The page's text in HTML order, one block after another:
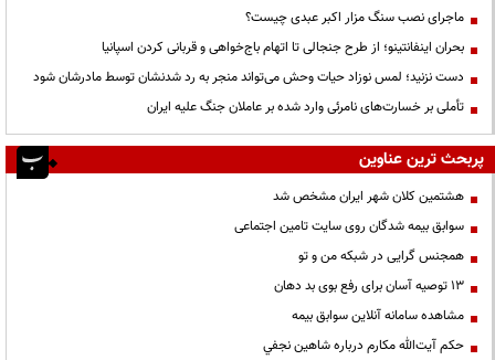
ماجرای نصب سنگ مزار اکبر عبدی چیست؟
بحران اینفانتینو؛ از طرح جنجالی تا اتهام باج‌خواهی و قربانی کردن اسپانیا
دست نزنید؛ لمس نوزاد حیات وحش می‌تواند منجر به رد شدنشان توسط مادرشان شود
تأملی بر خسارت‌های نامرئی وارد شده بر عاملان جنگ علیه ایران
پربحث ترین عناوین
هشتمین کلان شهر ایران مشخص شد
سوابق بیمه شدگان روی سایت تامین اجتماعی
همجنس گرایی در شبکه من و تو
13 توصیه آسان برای رفع بوی بد دهان
مشاهده سامانه آنلاين سوابق بیمه
حكم آيت‌الله مكارم درباره شاهين نجفي